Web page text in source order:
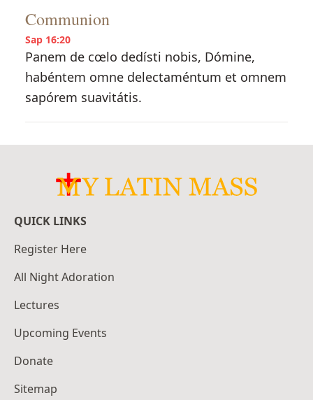
Communion
Sap 16:20
Panem de cœlo dedísti nobis, Dómine,
habéntem omne delectaméntum et omnem
sapórem suavitátis.
QUICK LINKS
Register Here
All Night Adoration
Lectures
Upcoming Events
Donate
Sitemap